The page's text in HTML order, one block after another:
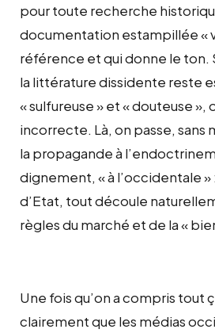
pour toute recherche
documentation estampillée «
référence et qui donne le ton.
la littérature dissidente reste
« sulfureuse » et « douteuse
incorrecte. Là, on passe, sans
la propagande à
dignement, « à l’occidentale
d’Etat, tout découle
règles du marché et de la «
Une fois qu’on a compris tout
clairement que les médias